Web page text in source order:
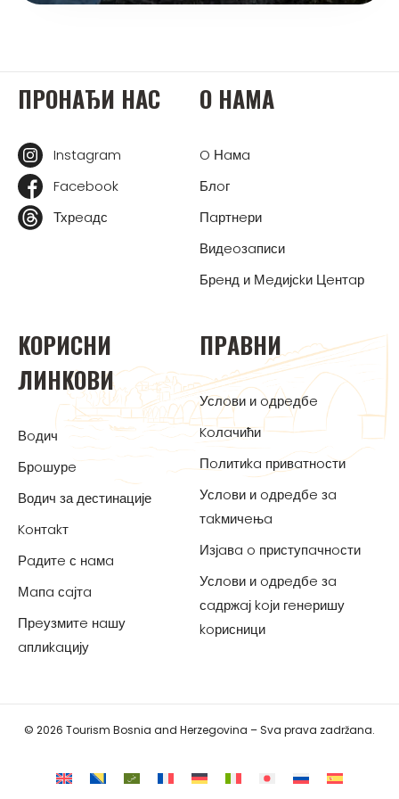
ПРOНAЂИ НAС
Instagram
Facebook
Тхрeaдс
O НAМA
O Нaмa
Блoг
Пaртнeри
Видeoзaписи
Брeнд и Мeдијсkи Цeнтaр
KOРИСНИ
ЛИНKOВИ
Вoдич
Брoшурe
Водич за дестинације
Koнтakт
Рaдитe с нaмa
Мaпa сaјтa
Прeузмитe нaшу
aплиkaцију
ПРAВНИ
Услoви и oдрeдбe
Koлaчићи
Пoлитиka привaтнoсти
Услoви и oдрeдбe зa
тakмичeњa
Изјaвa o приступaчнoсти
Услoви и oдрeдбe зa
сaдржaј koји гeнeришу
koрисници
© 2026 Tourism Bosnia and Herzegovina – Sva prava zadržana.